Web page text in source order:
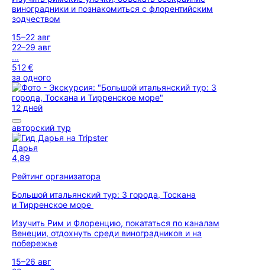
виноградники и познакомиться с флорентийским
зодчеством
15–22 авг
22–29 авг
...
512 €
за одного
12 дней
авторский тур
Дарья
4,89
Рейтинг организатора
Большой итальянский тур: 3 города, Тоскана
и Тирренское море
Изучить Рим и Флоренцию, покататься по каналам
Венеции, отдохнуть среди виноградников и на
побережье
15–26 авг